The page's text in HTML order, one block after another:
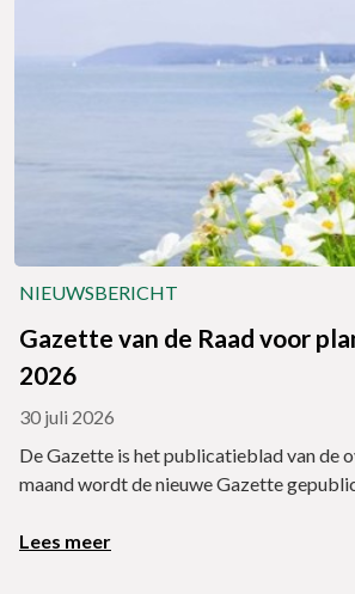
NIEUWSBERICHT
Gazette van de Raad voor
2026
30 juli 2026
De Gazette is het publicatieblad van de
maand wordt de nieuwe Gazette
Lees meer